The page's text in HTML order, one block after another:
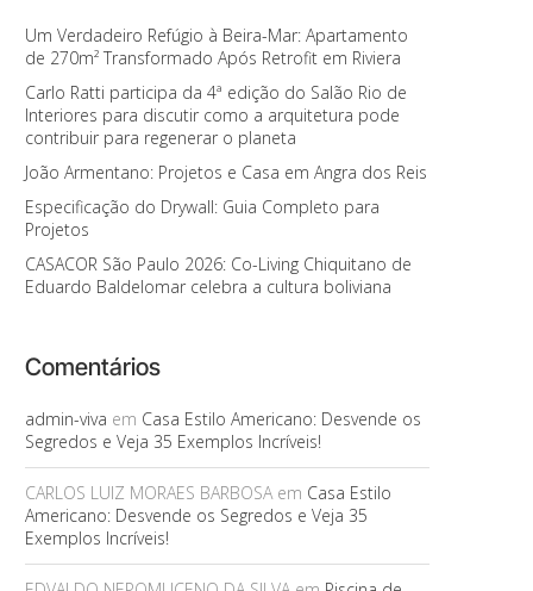
Um Verdadeiro Refúgio à Beira-Mar: Apartamento
de 270m² Transformado Após Retrofit em Riviera
Carlo Ratti participa da 4ª edição do Salão Rio de
Interiores para discutir como a arquitetura pode
contribuir para regenerar o planeta
João Armentano: Projetos e Casa em Angra dos Reis
Especificação do Drywall: Guia Completo para
Projetos
CASACOR São Paulo 2026: Co-Living Chiquitano de
Eduardo Baldelomar celebra a cultura boliviana
Comentários
admin-viva em Casa Estilo Americano: Desvende os
Segredos e Veja 35 Exemplos Incríveis!
CARLOS LUIZ MORAES BARBOSAem Casa Estilo
Americano: Desvende os Segredos e Veja 35
Exemplos Incríveis!